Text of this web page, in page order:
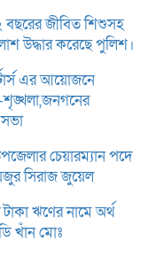
গেল দুই
কুমিল্লা রয়েলের
উচ্চ
ও বিতরণ
জীবিত শিশুসহ
উদ্ধার করেছে পুলিশ।
এর আয়োজনে
শৃঙ্খলা,জনগনের
সভা
চেয়ারম্যান পদে
সিরাজ জুয়েল
ঋণের নামে অর্থ
খাঁন মোঃ